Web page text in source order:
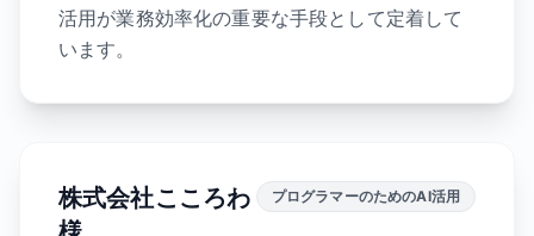
活用が業務効率化の重要な手段として定着して
います。
株式会社こころわ
プログラマーのためのAI活用